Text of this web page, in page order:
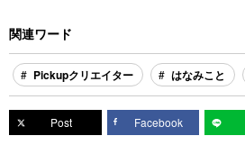
関連ワード
Pickupクリエイター はなみこと
Post Facebook